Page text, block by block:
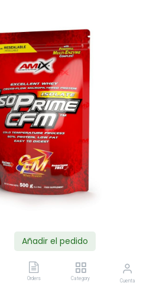
Añadir el pedido
Orders Category Cuenta